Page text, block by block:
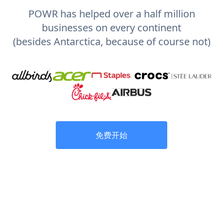
POWR has helped over a half million
businesses on every continent
(besides Antarctica, because of course not)
免费开始